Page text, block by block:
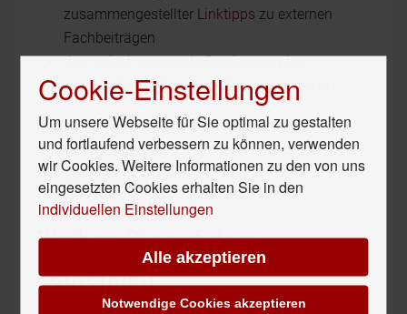
zusammengestellter Linktipps zu externen
Fachbeiträgen
thematisch passendeSeminartermine,
eigene Literaturtipps und Buchrezensionen
Als Online-Ressource-Center versammelt
managementportal.de das Know-how von
Management-Spezialisten.
Bleiben Sie auf dem
Laufenden
Cookie-Einstellungen
Um unsere Webseite für Sie optimal zu gestalten
und fortlaufend verbessern zu können, verwenden
wir Cookies. Weitere Informationen zu den von uns
eingesetzten Cookies erhalten Sie in den
individuellen Einstellungen
Alle akzeptieren
Notwendige Cookies akzeptieren